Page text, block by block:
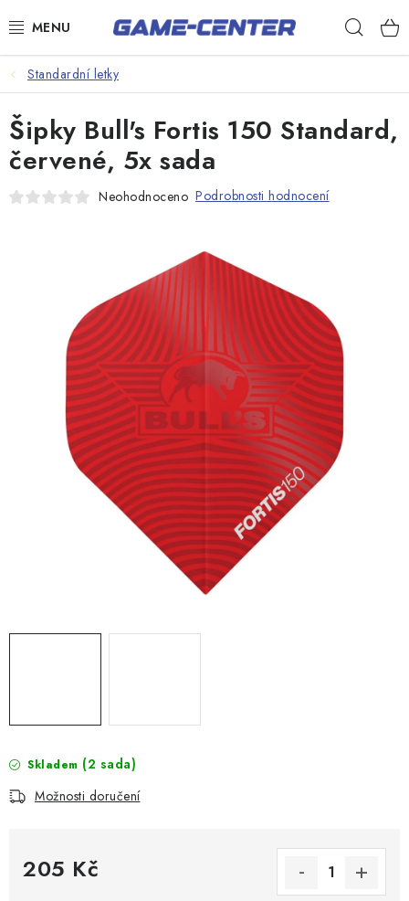
na
Šipky
Kulečník
Poker
Stolní fotbal
Dárkové poukazy
Standardní letky
Skladem (2 sada)
Možnosti doručení
205 Kč
Šipky Bull's Fortis 150 Standard,
červené, 5x sada
Neohodnoceno Podrobnosti hodnocení